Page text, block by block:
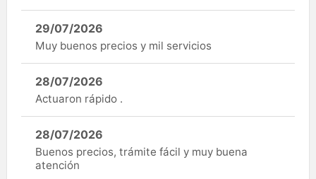
29/07/2026
Muy buenos precios y mil servicios
28/07/2026
Actuaron rápido .
28/07/2026
Buenos precios, trámite fácil y muy buena
atención